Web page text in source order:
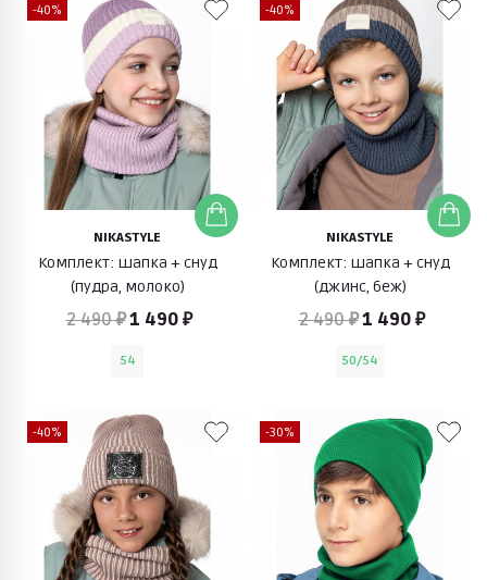
-40%
NIKASTYLE
Комплект: шапка + снуд
(пудра, молоко)
2 490 ₽1 490 ₽
54
-40%
NIKASTYLE
Комплект: шапка + снуд
(джинс, беж)
2 490 ₽1 490 ₽
50/54
-40% -30%